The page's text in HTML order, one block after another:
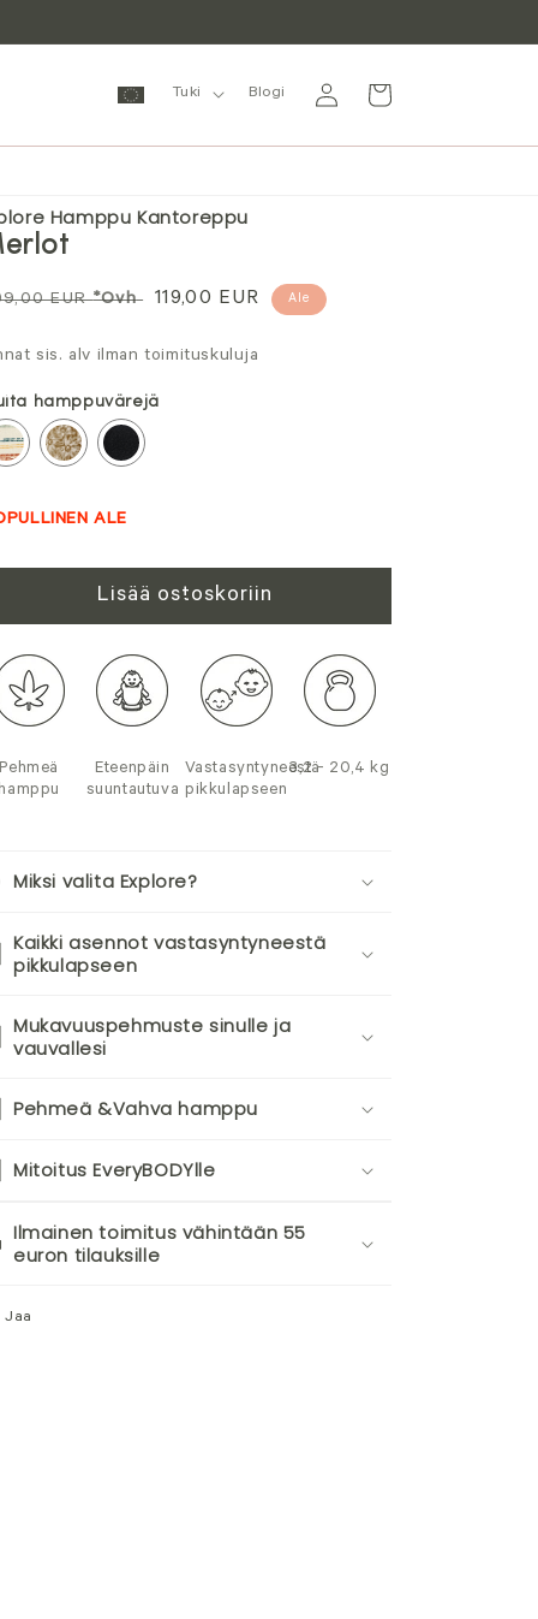
Tuki Blogi
sisään
Ostoskori
Hamppu Kantoreppu
EUR*Ovh Alennushinta
119,00 EUR Ale
sis. alv ilman toimituskuluja
hamppuvärejä
ALE
Lisää ostoskoriin
Pehmeä
hamppu
Eteenpäin
suuntautuva
Vastasyntyneestä
pikkulapseen
3,2 - 20,4 kg
Miksi valita Explore?
Kaikki asennot vastasyntyneestä
pikkulapseen
Mukavuuspehmuste sinulle ja
vauvallesi
Pehmeä &Vahva hamppu
Mitoitus EveryBODYlle
Ilmainen toimitus vähintään 55
euron tilauksille
Jaa